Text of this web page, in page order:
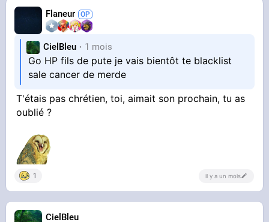
Flaneur
CielBleu 1 mois
Go HP fils de pute je vais bientôt te blacklist
sale cancer de merde
T'étais pas chrétien, toi, aimait son prochain, tu as
oublié ?
1 il y a un mois
CielBleu